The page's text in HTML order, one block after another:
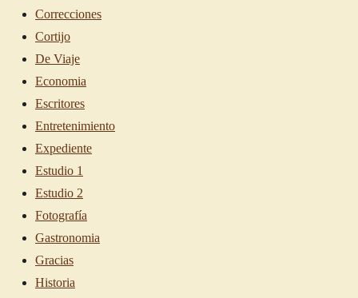
Correcciones
Cortijo
De Viaje
Economia
Escritores
Entretenimiento
Expediente
Estudio 1
Estudio 2
Fotografía
Gastronomia
Gracias
Historia